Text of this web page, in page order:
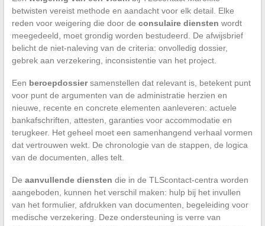
betwisten vereist methode en aandacht voor elk detail. Elke
reden voor weigering die door de consulaire diensten wordt
meegedeeld, moet grondig worden bestudeerd. De afwijsbrief
belicht de niet-naleving van de criteria: onvolledig dossier,
gebrek aan verzekering, inconsistentie van het project.
Een beroepdossiersamenstellen dat relevant is, betekent punt
voor punt de argumenten van de administratie herzien en
nieuwe, recente en concrete elementen aanleveren: actuele
bankafschriften, attesten, garanties voor accommodatie en
terugkeer. Het geheel moet een samenhangend verhaal vormen
dat vertrouwen wekt. De chronologie van de stappen, de logica
van de documenten, alles telt.
De aanvullende diensten die in de TLScontact-centra worden
aangeboden, kunnen het verschil maken: hulp bij het invullen
van het formulier, afdrukken van documenten, begeleiding voor
medische verzekering. Deze ondersteuning is verre van